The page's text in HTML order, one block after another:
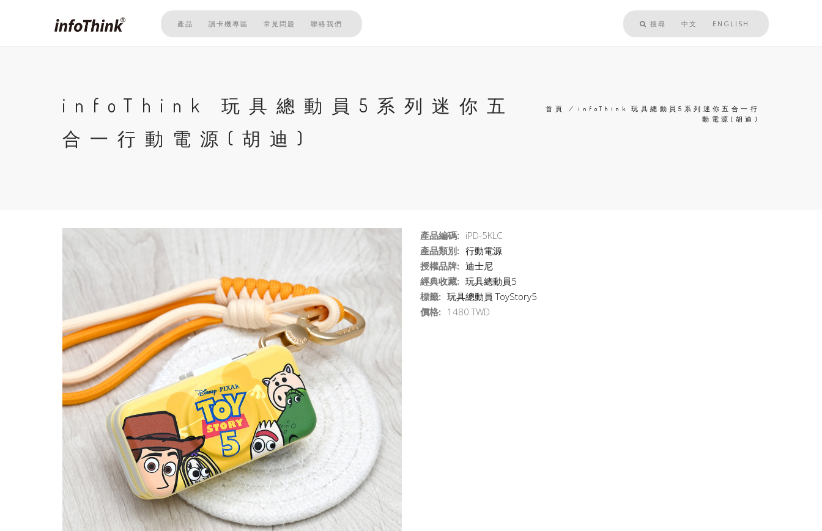
產品 讀卡機專區 常見問題 聯絡我們 搜尋 中文 ENGLISH
infoThink 玩具總動員5系列迷你五
合一行動電源(胡迪)
首頁 /infoThink 玩具總動員5系列迷你五合一行
動電源(胡迪)
產品編碼: iPD-5KLC
產品類別: 行動電源
授權品牌: 迪士尼
經典收藏: 玩具總動員5
標籤: 玩具總動員 ToyStory5
價格: 1480 TWD